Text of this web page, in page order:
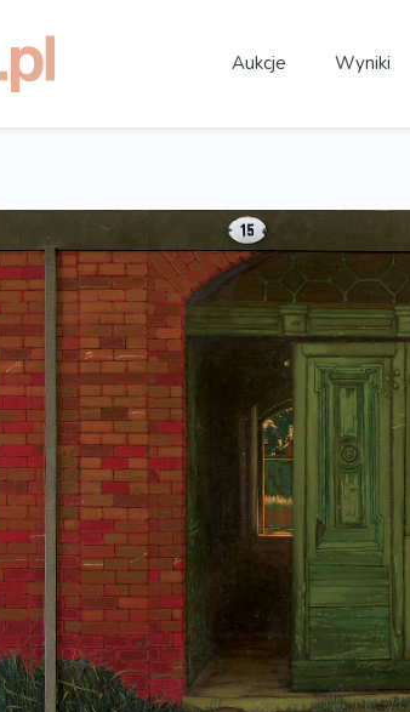
Aukcje Wyniki